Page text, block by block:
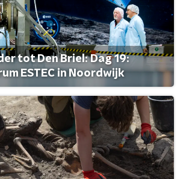
tot Den Briel: Dag 19:
ESTEC in Noordwijk